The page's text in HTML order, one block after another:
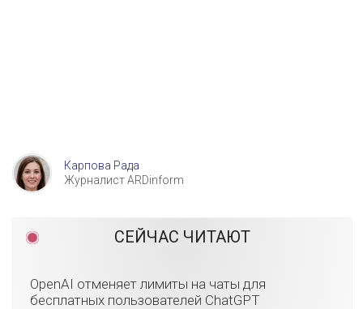
Карпова Рада
Журналист ARDinform
СЕЙЧАС ЧИТАЮТ
OpenAI отменяет лимиты на чаты для
бесплатных пользователей ChatGPT